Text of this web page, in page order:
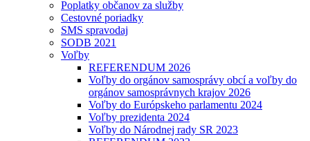
Poplatky občanov za služby
Cestovné poriadky
SMS spravodaj
SODB 2021
Voľby
REFERENDUM 2026
Voľby do orgánov samosprávy obcí a voľby do
orgánov samosprávnych krajov 2026
Voľby do Európskeho parlamentu 2024
Voľby prezidenta 2024
Voľby do Národnej rady SR 2023